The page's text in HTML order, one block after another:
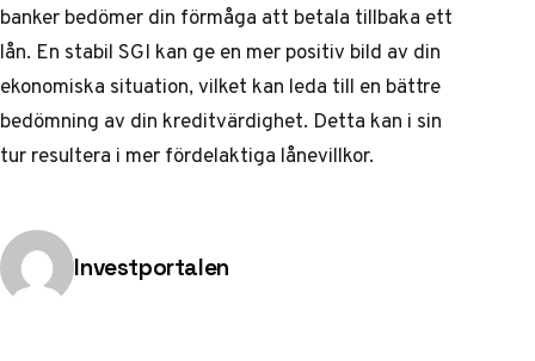
banker bedömer din förmåga att betala tillbaka ett
lån. En stabil SGI kan ge en mer positiv bild av din
ekonomiska situation, vilket kan leda till en bättre
bedömning av din kreditvärdighet. Detta kan i sin
tur resultera i mer fördelaktiga lånevillkor.
Publicerad av
Investportalen